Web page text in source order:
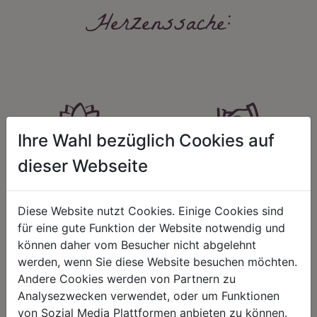
Herzenssache:
schenken natürliche, stilvolle
Momente für harmonische Stunden
zu Hause – den Ort, an dem
Menschen sich geborgen fühlen und
positive Energie schöpfen.
fair – im Hinblick auf unsere
Kalkulation, angemessene
Entlohnung und unsere
nachhaltigen, gewachsenen
Geschäftsbeziehungen.
Ihre Wahl bezüglich Cookies auf
dieser Webseite
Diese Website nutzt Cookies. Einige Cookies sind
für eine gute Funktion der Website notwendig und
können daher vom Besucher nicht abgelehnt
werden, wenn Sie diese Website besuchen möchten.
Andere Cookies werden von Partnern zu
Analysezwecken verwendet, oder um Funktionen
von Sozial Media Plattformen anbieten zu können.